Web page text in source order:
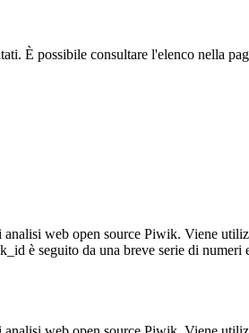
È possibile consultare l'elenco nella
web open source Piwik. Viene
è seguito da una breve serie di